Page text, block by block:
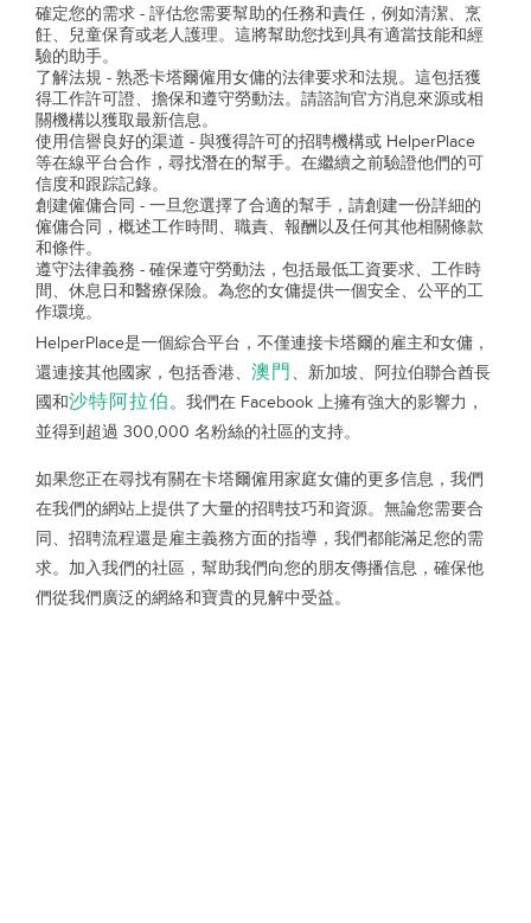
確定您的需求 - 評估您需要幫助的任務和責任，例如清潔、烹
飪、兒童保育或老人護理。這將幫助您找到具有適當技能和經
驗的助手。
了解法規 - 熟悉卡塔爾僱用女傭的法律要求和法規。這包括獲
得工作許可證、擔保和遵守勞動法。請諮詢官方消息來源或相
關機構以獲取最新信息。
使用信譽良好的渠道 - 與獲得許可的招聘機構或 HelperPlace
等在線平台合作，尋找潛在的幫手。在繼續之前驗證他們的可
信度和跟踪記錄。
創建僱傭合同 - 一旦您選擇了合適的幫手，請創建一份詳細的
僱傭合同，概述工作時間、職責、報酬以及任何其他相關條款
和條件。
遵守法律義務 - 確保遵守勞動法，包括最低工資要求、工作時
間、休息日和醫療保險。為您的女傭提供一個安全、公平的工
作環境。
HelperPlace是一個綜合平台，不僅連接卡塔爾的雇主和女傭，
還連接其他國家，包括香港、 澳門 、新加坡、阿拉伯聯合酋長
國和沙特阿拉伯。我們在 Facebook 上擁有強大的影響力，
並得到超過 300,000 名粉絲的社區的支持。
如果您正在尋找有關在卡塔爾僱用家庭女傭的更多信息，我們
在我們的網站上提供了大量的招聘技巧和資源。無論您需要合
同、招聘流程還是雇主義務方面的指導，我們都能滿足您的需
求。加入我們的社區，幫助我們向您的朋友傳播信息，確保他
們從我們廣泛的網絡和寶貴的見解中受益。